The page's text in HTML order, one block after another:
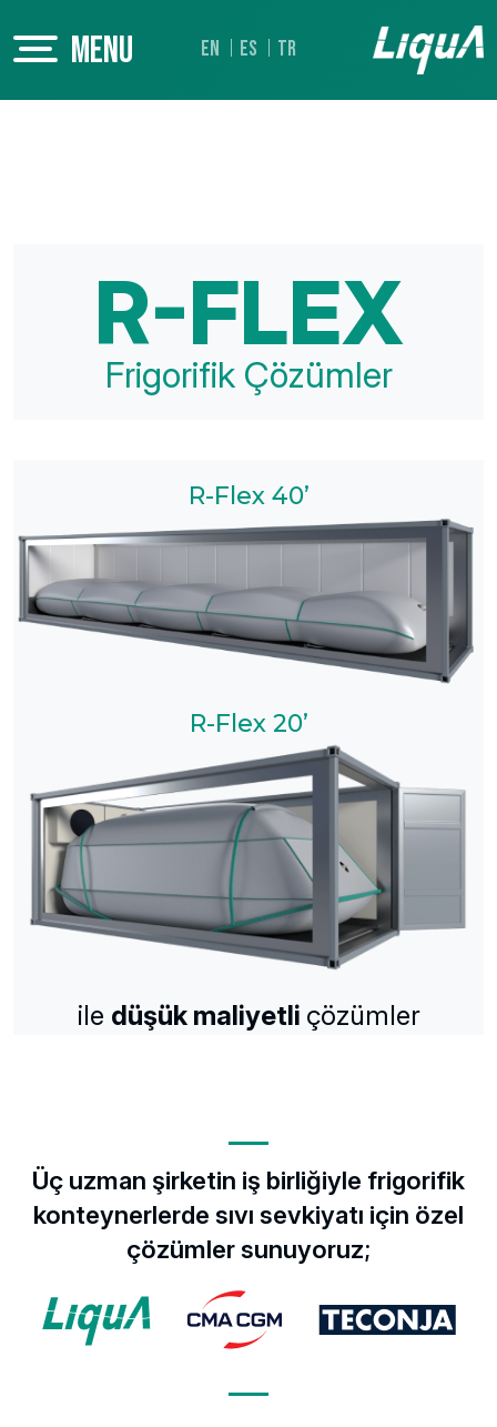
MENU EN ES TR
R-FLEX
Frigorifik Çözümler
R-Flex 40’
R-Flex 20’
ile düşük maliyetli çözümler
Üç uzman şirketin iş birliğiyle frigorifik
konteynerlerde sıvı sevkiyatı için özel
çözümler sunuyoruz;